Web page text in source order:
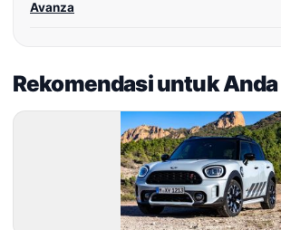
Avanza
Rekomendasi untuk Anda